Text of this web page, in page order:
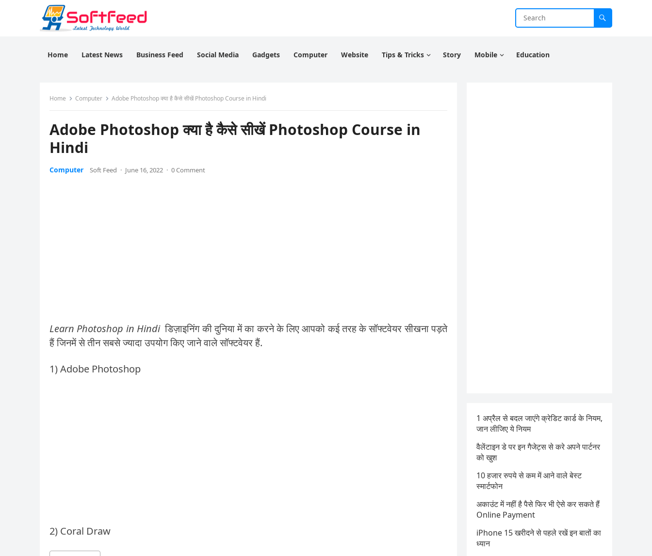
Home Latest News Business Feed Social Media Gadgets Computer Website Tips & Tricks Story Mobile Education
Home Computer Adobe Photoshop क्या है कैसे सीखें Photoshop Course in Hindi
Adobe Photoshop क्या है कैसे सीखें Photoshop Course in
Hindi
Computer Soft Feed · June 16, 2022 · 0 Comment
Learn Photoshop in Hindiडिज़ाइनिंग की दुनिया में का करने के लिए आपको कई तरह के सॉफ्टवेयर सीखना पड़ते
हैं जिनमें से तीन सबसे ज्यादा उपयोग किए जाने वाले सॉफ्टवेयर हैं.
1) Adobe Photoshop
2) Coral Draw
1 अप्रैल से बदल जाएंगे क्रेडिट कार्ड के नियम,
जान लीजिए ये नियम
वैलेंटाइन डे पर इन गैजेट्स से करे अपने पार्टनर
को खुश
10 हजार रुपये से कम में आने वाले बेस्ट
स्मार्टफोन
अकाउंट में नहीं है पैसे फिर भी ऐसे कर सकते हैं
Online Payment
iPhone 15 खरीदने से पहले रखें इन बातों का
ध्यान